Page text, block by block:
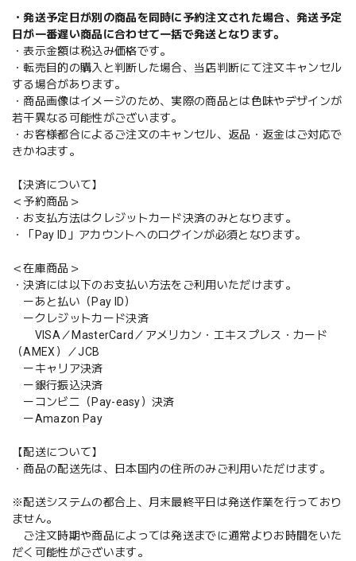
・発送予定日が別の商品を同時に予約注文された場合、発送予定
日が一番遅い商品に合わせて一括で発送となります。
・表示金額は税込み価格です。
・転売目的の購入と判断した場合、当店判断にて注文キャンセル
する場合があります。
・商品画像はイメージのため、実際の商品とは色味やデザインが
若干異なる可能性がございます。
・お客様都合によるご注文のキャンセル、返品・返金はご対応で
きかねます。
【決済について】
＜予約商品＞
・お支払方法はクレジットカード決済のみとなります。
・「Pay ID」アカウントへのログインが必須となります。
＜在庫商品＞
・決済には以下のお支払い方法をご利用いただけます。
ーあと払い（Pay ID）
ークレジットカード決済
VISA／MasterCard／アメリカン・エキスプレス・カード
（AMEX）／JCB
ーキャリア決済
ー銀行振込決済
ーコンビニ（Pay-easy）決済
ーAmazon Pay
【配送について】
・商品の配送先は、日本国内の住所のみご利用いただけます。
※配送システムの都合上、月末最終平日は発送作業を行っており
ません。
ご注文時期や商品によっては発送までに通常よりお時間をいた
だく可能性がございます。